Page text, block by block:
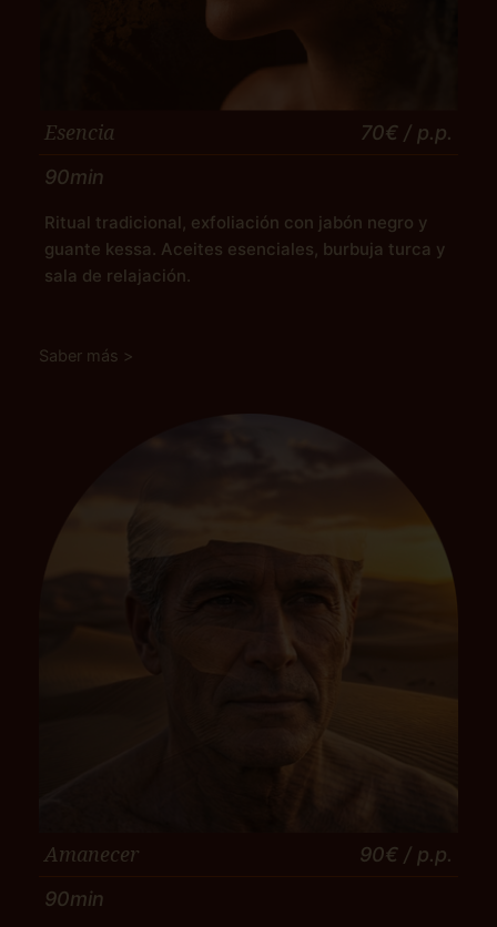
Esencia 70€ / p.p.
90min
Ritual tradicional, exfoliación con jabón negro y
guante kessa. Aceites esenciales, burbuja turca y
sala de relajación.
Saber más >
Amanecer 90€ / p.p.
90min